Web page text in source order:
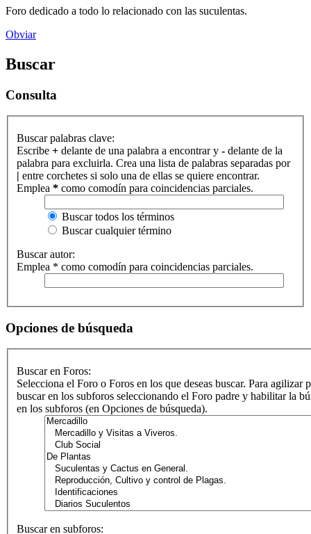
Foro dedicado a todo lo relacionado con las suculentas.
Obviar
Buscar
Consulta
Buscar palabras clave:
Escribe + delante de una palabra a encontrar y - delante de la
palabra para excluirla. Crea una lista de palabras separadas por
| entre corchetes si solo una de ellas se quiere encontrar.
Emplea * como comodín para coincidencias parciales.
Buscar todos los términos
Buscar cualquier término
Buscar autor:
Emplea * como comodín para coincidencias parciales.
Opciones de búsqueda
Buscar en Foros:
Selecciona el Foro o Foros en los que deseas buscar. Para agilizar
buscar en los subforos seleccionando el Foro padre y habilitar la
en los subforos (en Opciones de búsqueda).
Buscar en subforos: